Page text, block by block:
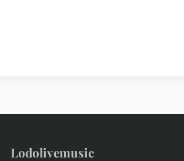
Lodolivemusic